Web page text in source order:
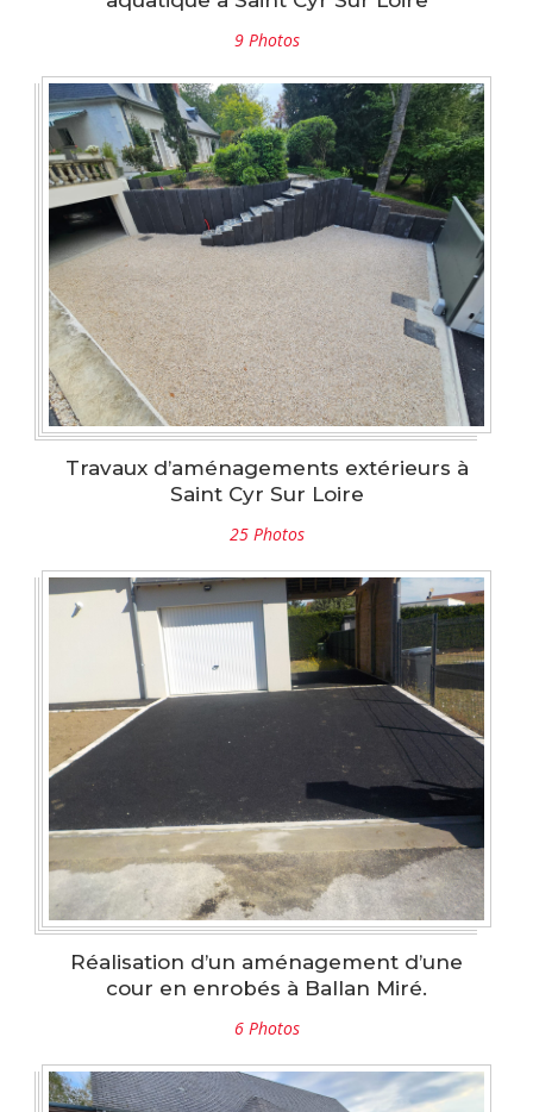
9 Photos
Travaux d’aménagements extérieurs à
Saint Cyr Sur Loire
25 Photos
Réalisation d’un aménagement d’une
cour en enrobés à Ballan Miré.
6 Photos